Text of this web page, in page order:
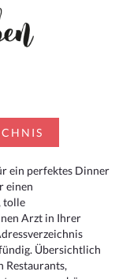
ein perfektes Dinner
einen
tolle
Arzt in Ihrer
Übersichtlich
Restaurants,